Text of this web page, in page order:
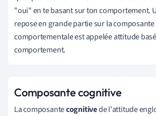
"oui" en te basant sur ton comportement.
repose en grande partie sur la composante
comportementale est appelée attitude
comportement.
Composante cognitive
La composantecognitivede l'attitude